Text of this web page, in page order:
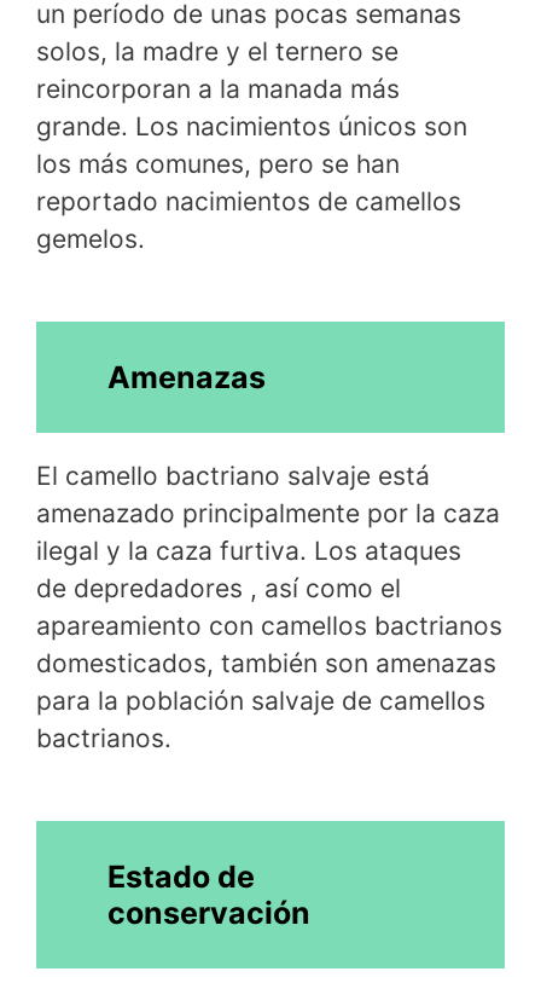
un período de unas pocas semanas
solos, la madre y el ternero se
reincorporan a la manada más
grande. Los nacimientos únicos son
los más comunes, pero se han
reportado nacimientos de camellos
gemelos.
Amenazas
El camello bactriano salvaje está
amenazado principalmente por la caza
ilegal y la caza furtiva. Los ataques
de depredadores , así como el
apareamiento con camellos bactrianos
domesticados, también son amenazas
para la población salvaje de camellos
bactrianos.
Estado de
conservación